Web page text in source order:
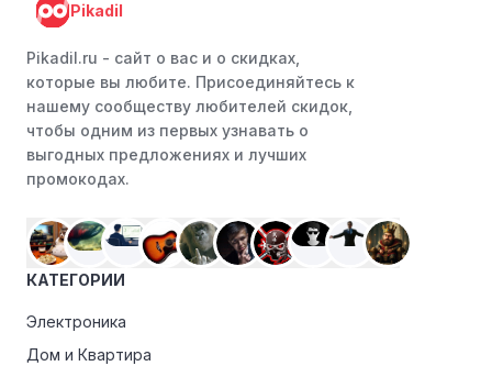
Следите за социальными сетями:
маркет в социальных сетях, таких как VK, Facebook
или Instagram. Ритейлеры часто делятся со своими
подписчиками эксклюзивными кодами скидок или
акциями.
Программы лояльности:Присоединяйтесь к
программам лояльности, предлагаемым интернет-
преимуществами, как скидки только для участников,
ранний доступ к распродажам или эксклюзивным
акциям.
Особые скидки:
критериям, проверьте, предоставляет ли Агро маркет
Pikadil
Pikadil.ru - cайт о вас и о скидках,
которые вы любите. Присоединяйтесь к
нашему сообществу любителей скидок,
чтобы одним из первых узнавать о
выгодных предложениях и лучших
промокодах.
КАТЕГОРИИ
Электроника
Дом и Квартира